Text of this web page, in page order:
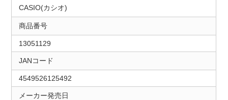
CASIO(カシオ)
商品番号
13051129
JANコード
4549526125492
メーカー発売日